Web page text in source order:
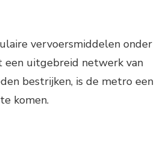
vervoersmiddelen onder
een uitgebreid netwerk van
bestrijken, is de metro een
komen.